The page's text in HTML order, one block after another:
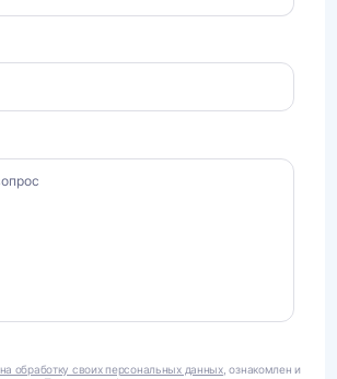
обработку своих персональных данных, ознакомлен и